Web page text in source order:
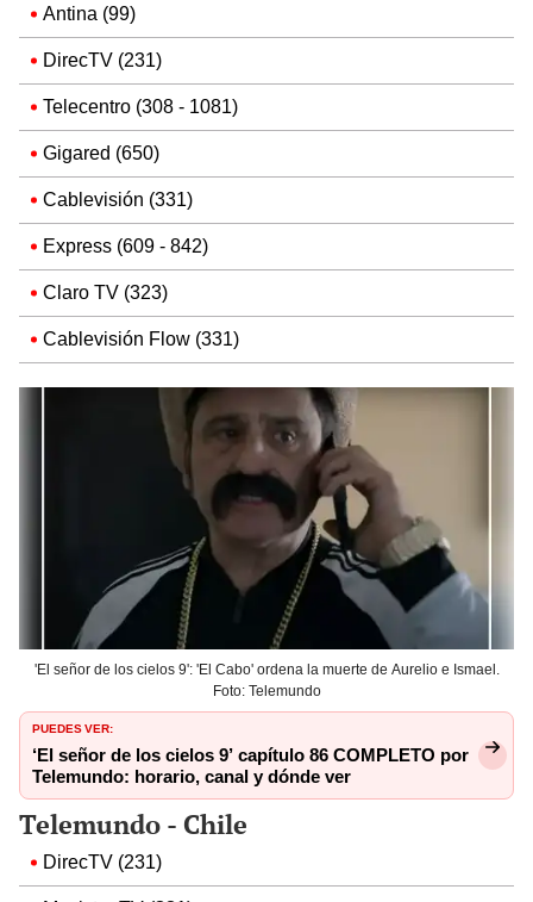
Antina (99)
DirecTV (231)
Telecentro (308 - 1081)
Gigared (650)
Cablevisión (331)
Express (609 - 842)
Claro TV (323)
Cablevisión Flow (331)
'El señor de los cielos 9': 'El Cabo' ordena la muerte de Aurelio e Ismael.
Foto: Telemundo
PUEDES VER:
‘El señor de los cielos 9’ capítulo 86 COMPLETO por
Telemundo: horario, canal y dónde ver
Telemundo - Chile
DirecTV (231)